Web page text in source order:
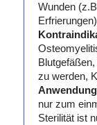
Wunden
zu werden,
nur zum
Sterilität ist